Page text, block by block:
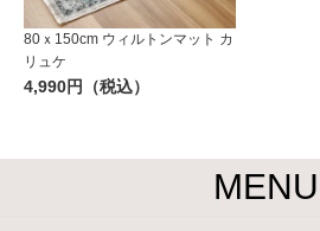
80ｘ150cm ウィルトンマット カ
リュケ
4,990円（税込）
MENU